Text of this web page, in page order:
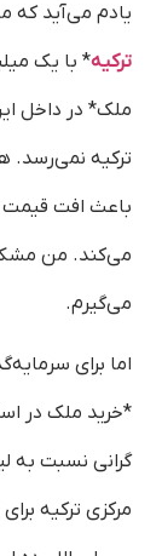
یادم می‌آید که
ترکیه* با یک
ملک* در داخل
ترکیه نمی‌رسد.
باعث افت قیمت
می‌کند. من
می‌گیرم.
اما برای
*خرید ملک در
گرانی نسبت به
مرکزی ترکیه